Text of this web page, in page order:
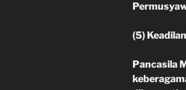
(5)
Pancasila